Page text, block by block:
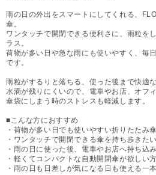
雨の日の外出をスマートにしてくれる、
傘。
ワンタッチで開閉できる便利さに、雨粒を
ラス。
荷物が多い日や急な雨にも使いやすく、毎
です。
雨粒がするりと落ちる、使った後まで快適な
水滴が残りにくいので、電車やお店、オフ
傘袋にしまう時のストレスも軽減します。
■こんな方におすすめ
・荷物が多い日でも使いやすい折りたたみ
・ワンタッチで開閉できる傘を持ち歩きた
・雨の日に使った後、電車やお店へ持ち込
・軽くてコンパクトな自動開閉傘が欲しい方
・雨の日も日差しが気になる日も使える一